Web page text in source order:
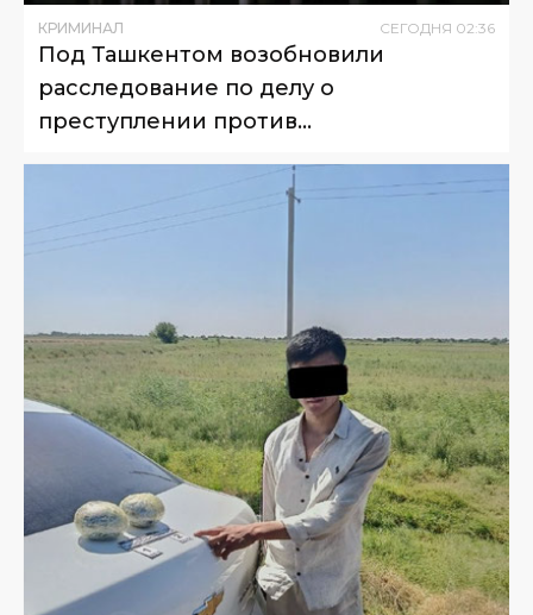
КРИМИНАЛ СЕГОДНЯ 02:36
Под Ташкентом возобновили
расследование по делу о
преступлении против